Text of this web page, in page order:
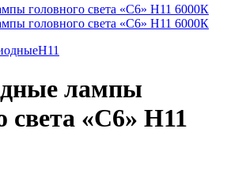
H11
лампы
света «C6» H11